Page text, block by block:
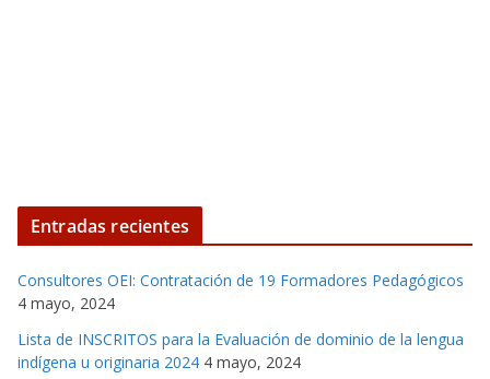
Entradas recientes
Consultores OEI: Contratación de 19 Formadores Pedagógicos
4 mayo, 2024
Lista de INSCRITOS para la Evaluación de dominio de la lengua
indígena u originaria 2024 4 mayo, 2024